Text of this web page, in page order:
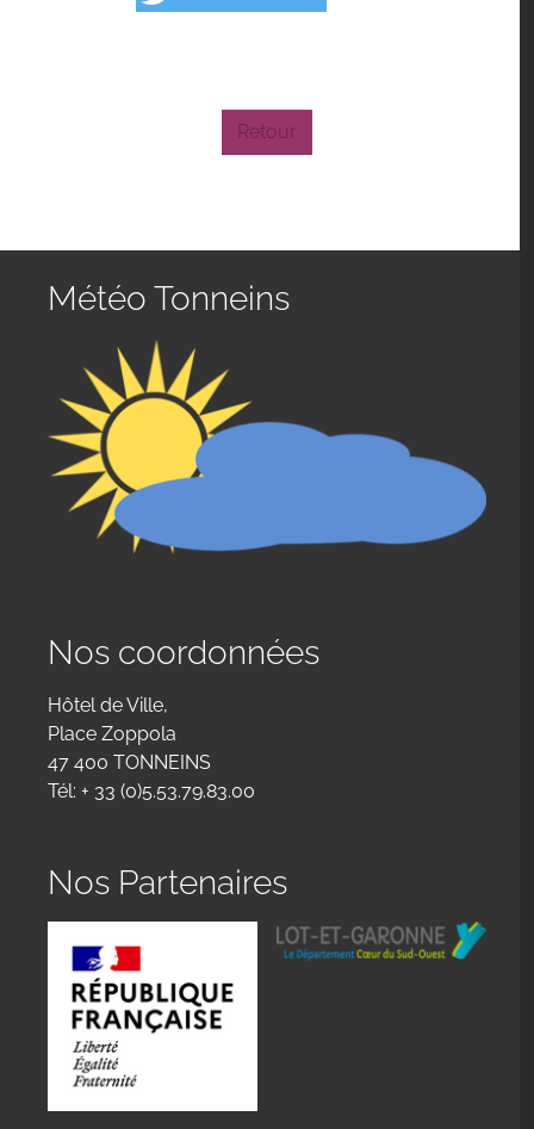
Retour
Météo Tonneins
Nos coordonnées
Hôtel de Ville,
Place Zoppola
47 400 TONNEINS
Tél: + 33 (0)5.53.79.83.00
Nos Partenaires